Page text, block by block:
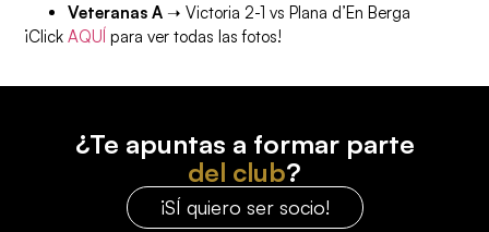
Veteranas A ➝ Victoria 2-1 vs Plana d’En Berga
¡ClickAQUÍ para ver todas las fotos!
¿Te apuntas a formar parte
del club?
¡SÍ quiero ser socio!